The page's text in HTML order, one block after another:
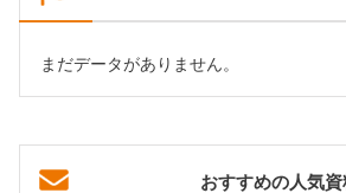
まだデータがありません。
おすすめの人気資